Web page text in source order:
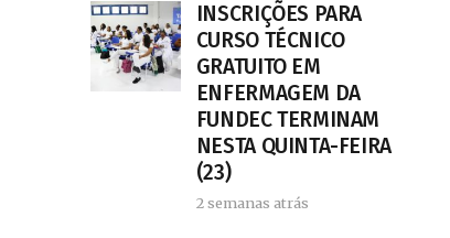
INSCRIÇÕES PARA
CURSO TÉCNICO
GRATUITO EM
ENFERMAGEM DA
FUNDEC TERMINAM
NESTA QUINTA-FEIRA
(23)
2 semanas atrás